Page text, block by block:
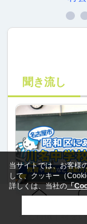
聞き流し
要と特徴｜時を
当サイトでは、お客様
して、クッキー（
詳しくは、当社の「